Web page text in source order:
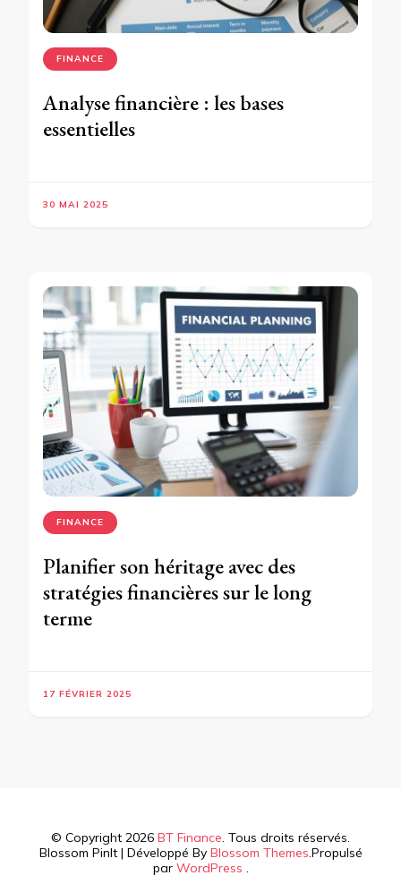
FINANCE
Analyse financière : les bases
essentielles
30 MAI 2025
FINANCE
Planifier son héritage avec des
stratégies financières sur le long
terme
17 FÉVRIER 2025
© Copyright 2026 BT Finance. Tous droits réservés.
Blossom PinIt | Développé By Blossom Themes.Propulsé
par WordPress .